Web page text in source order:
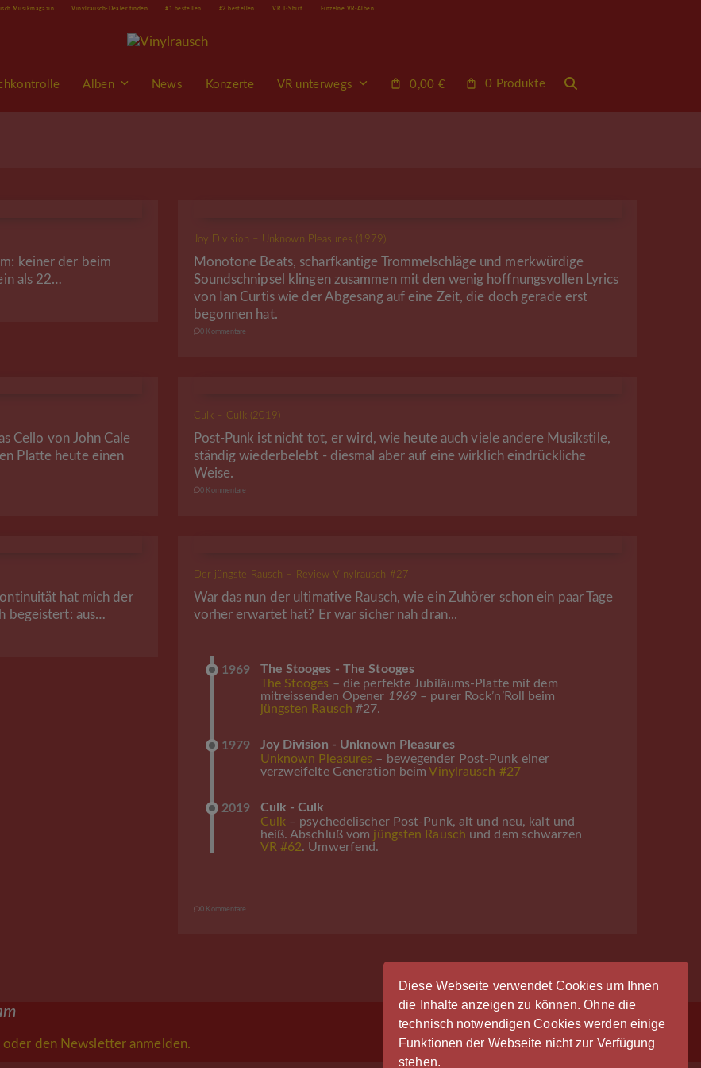
Diese Webseite verwendet Cookies um Ihnen
die Inhalte anzeigen zu können. Ohne die
technisch notwendigen Cookies werden einige
Funktionen der Webseite nicht zur Verfügung
stehen.
Musikmagazin Vinylrausch-Dealer finden #1 bestellen #2 bestellen VR T-Shirt Einzelne VR-Alben
Alben News Konzerte VR unterwegs 0,00 € 0 Produkte
keiner der beim
als 22…
Joy Division – Unknown Pleasures (1979)
Monotone Beats, scharfkantige Trommelschläge und merkwürdige
Soundschnipsel klingen zusammen mit den wenig hoffnungsvollen Lyrics
von Ian Curtis wie der Abgesang auf eine Zeit, die doch gerade erst
begonnen hat.
0 Kommentare
Cello von John Cale
Platte heute einen
Culk – Culk (2019)
Post-Punk ist nicht tot, er wird, wie heute auch viele andere Musikstile,
ständig wiederbelebt - diesmal aber auf eine wirklich eindrückliche
Weise.
0 Kommentare
hat mich der
begeistert: aus…
Der jüngste Rausch – Review Vinylrausch #27
War das nun der ultimative Rausch, wie ein Zuhörer schon ein paar Tage
vorher erwartet hat? Er war sicher nah dran...
1969
The Stooges - The Stooges
The Stooges – die perfekte Jubiläums-Platte mit dem
mitreissenden Opener 1969 – purer Rock’n’Roll beim
jüngsten Rausch #27.
1979
Joy Division - Unknown Pleasures
Unknown Pleasures – bewegender Post-Punk einer
verzweifelte Generation beimVinylrausch #27
2019
Culk - Culk
Culk– psychedelischer Post-Punk, alt und neu, kalt und
heiß. Abschluß vom jüngsten Rausch und dem schwarzen
VR #62. Umwerfend.
0 Kommentare
den Newsletter anmelden.
Anmeldung